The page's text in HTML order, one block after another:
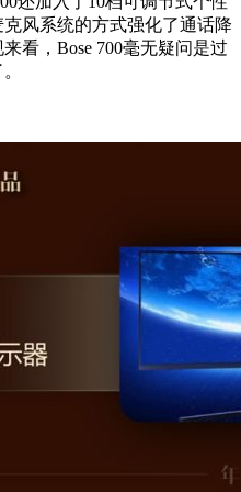
风系统的方式强化了通话降
看，Bose 700毫无疑问是过